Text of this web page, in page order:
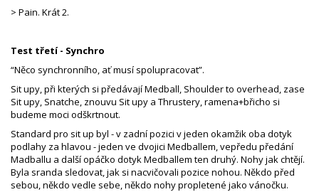
> Pain. Krát 2.
Test třetí - Synchro
“Něco synchronního, ať musí spolupracovat”.
Sit upy, při kterých si předávají Medball, Shoulder to overhead, zase
Sit upy, Snatche, znouvu Sit upy a Thrustery, ramena+břicho si
budeme moci odškrtnout.
Standard pro sit up byl - v zadní pozici v jeden okamžik oba dotyk
podlahy za hlavou - jeden ve dvojici Medballem, vepředu předání
Madballu a další opáčko dotyk Medballem ten druhý. Nohy jak chtějí.
Byla sranda sledovat, jak si nacvičovali pozice nohou. Někdo před
sebou, někdo vedle sebe, někdo nohy propletené jako vánočku.